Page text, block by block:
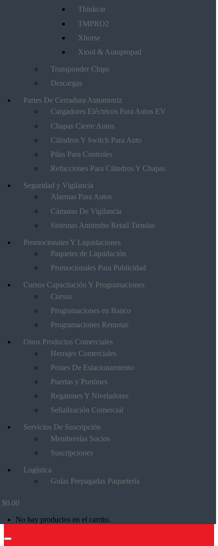
Thinkcar
TMPRO2
Xhorse
Xtool & Autopropad
Transponder Chips
Descargas
Partes De Cerradura Automotriz
Cargadores Eléctricos Para Autos EV
Chapas Cierre Autos
Cilindros Y Switch Para Auto
Pilas Para Controles
Refacciones Para Cilindros Y Chapas
Seguridad y Vigilancia
Alarmas Para Autos
Cámaras De Vigilancia
Sistemas Antirrobo Retail Tiendas
Promocionales Y Liquidaciones
Paquetes de Liquidación
Promocionales Para Publicidad
Cursos Capacitación Y Programaciones
Cursos
Programaciones en Banco
Programaciones Remotas
Otros Productos Comerciales
Herrajes Comerciales
Postes De Estacionamiento
Puertas y Portónes
Regatones Y Niveladores
Señalización Comercial
Servicios De Suscripción
Membresías Socios
Suscripciones
Logística
Guías Prepagadas Paquetería
$0.00
No hay productos en el carrito.